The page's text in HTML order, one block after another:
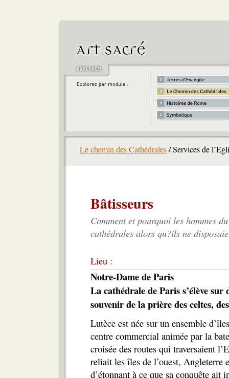
Le chemin des Cathédrales/ Services de
Bâtisseurs
Comment et pourquoi les hommes
cathédrales alors qu?ils ne
Lieu :
Notre-Dame de Paris
La cathédrale de Paris s’élève
souvenir de la prière des celtes,
Lutèce est née sur un ensemble
centre commercial animée par la
croisée des routes qui traversaient
reliait les îles de l’ouest, Angleterre
d’étonnant à ce que sa conquête ait